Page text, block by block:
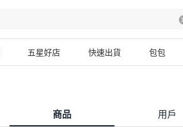
五星好店 快速出貨 包包
商品 用戶